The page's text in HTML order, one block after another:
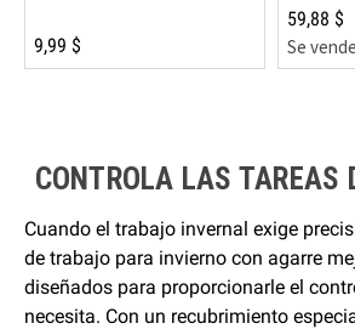
9,99 $
59,88 $
Se
CONTROLA LAS TAREAS
Cuando el trabajo invernal exige
de trabajo para invierno con agarre
diseñados para proporcionarle el
necesita. Con un recubrimiento